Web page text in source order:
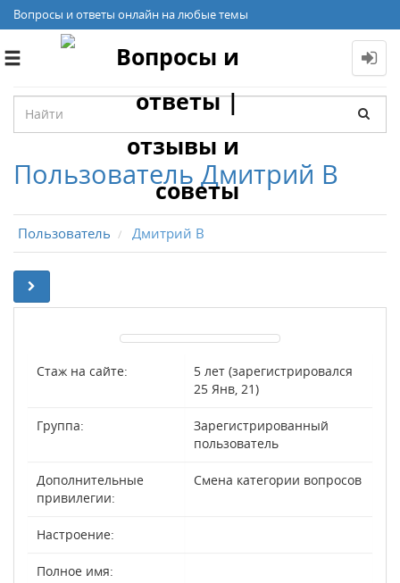
Вопросы и ответы онлайн на любые темы
Toggle
Пользователь Дмитрий В
Пользователь Дмитрий В
Стаж на сайте:
5 лет (зарегистрировался
25 Янв, 21)
Группа:
Зарегистрированный
пользователь
Дополнительные
привилегии:
Смена категории вопросов
Настроение:
Полное имя: